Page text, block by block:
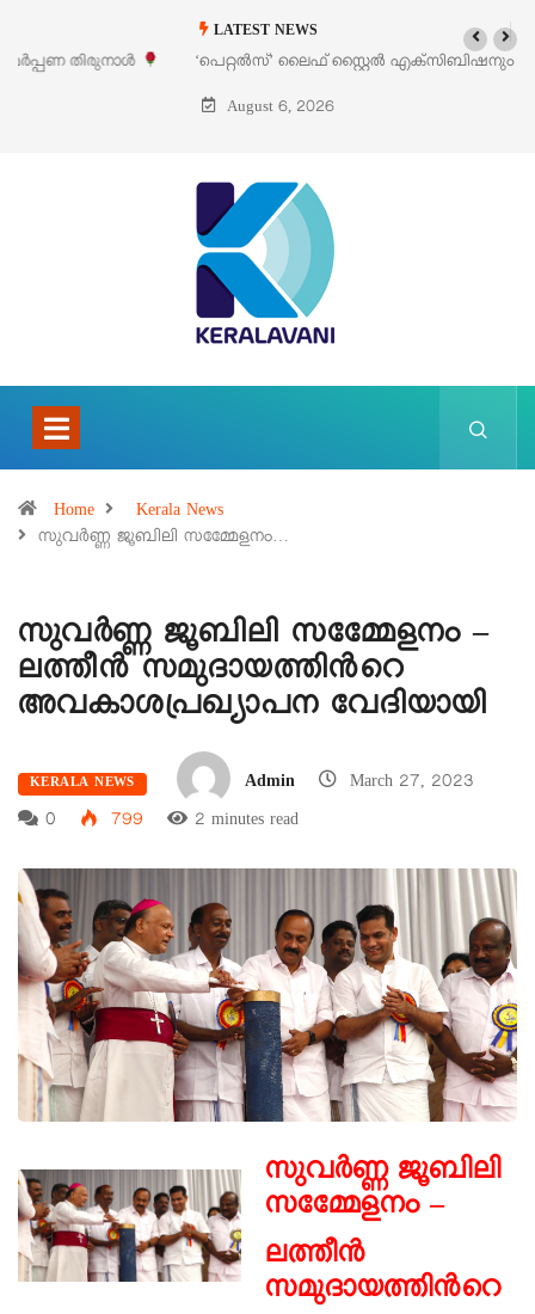
LATEST NEWS
‘പെറ്റൽസ്’ ലൈഫ് സ്റ്റൈൽ എക്സിബിഷനും സെയിലും ഓഗസ്റ്റ് 8-ന്
പെരുമാനൂരിൽ
August 6, 2026
Home
Kerala News
സുവര്‍ണ്ണ ജൂബിലി സമ്മേേളനം…
സുവര്‍ണ്ണ ജൂബിലി സമ്മേേളനം –
ലത്തീന്‍ സമുദായത്തിന്‍റെ
അവകാശപ്രഖ്യാപന വേദിയായി
KERALA NEWS Admin
March 27, 2023
0
799 2 minutes read
സുവര്‍ണ്ണ ജൂബിലി
സമ്മേേളനം –
ലത്തീന്‍
സമുദായത്തിന്‍റെ